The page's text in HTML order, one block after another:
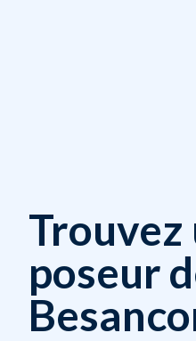
Trouvez
poseur